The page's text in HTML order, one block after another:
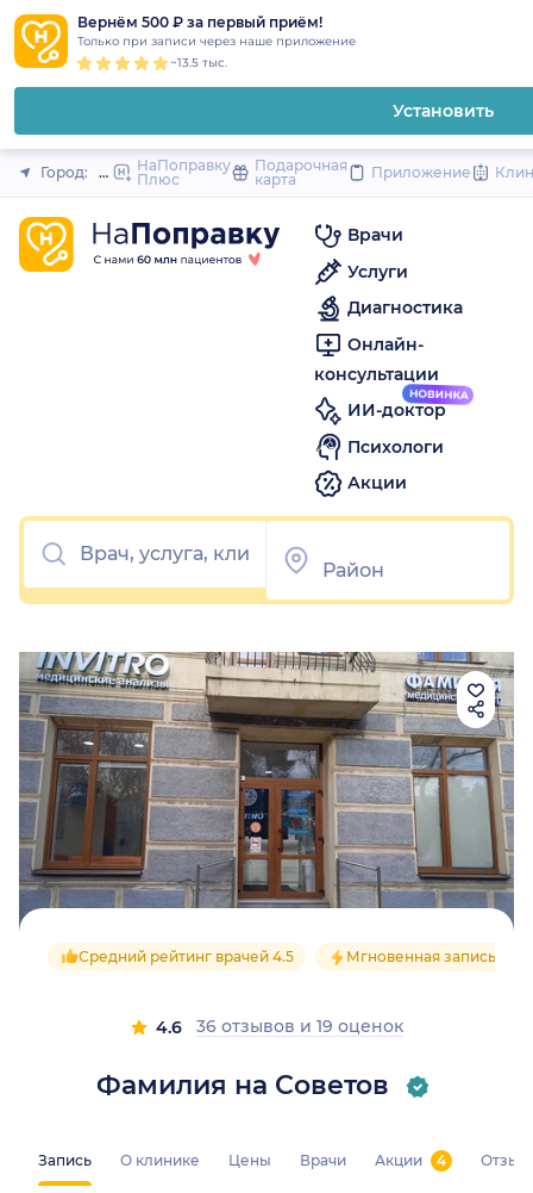
Вернём 500 ₽ за первый приём!
Только при записи через наше приложение
~13.5 тыс.
Установить
Закрыть
Город: Новороссийск
НаПоправку
Плюс
Подарочная
карта
Приложение
Врачи
Услуги
Диагностика
Онлайн-
консультации
ИИ-доктор
Психологи
Акции
Фамилия на Советов
Средний рейтинг врачей 4.5 Мгновенная запись
4.6 36 отзывов и 19 оценок
Запись О клинике Цены Врачи Акции 4